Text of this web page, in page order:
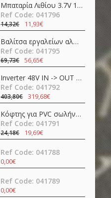
Μπαταρία Λιθίου 3.7V 18650 3400mAh Li-Ion με προστασία & Type-C RC34 Speras
Ref Code: 041796
14,32€ 11,93€
Βαλίτσα εργαλείων αλουμινίου 11pcs TS01-P07 QuickFix Toolkit Teslong
Ref Code: 041795
69,73€ 56,65€
Inverter 48V ΙΝ -> OUT 230VAC 400W καθαρού ημιτόνου NTS-750-248EU MEAN WELL
Ref Code: 041792
403,80€ 319,68€
Κόφτης για PVC σωλήνες SR-366 Pro'sKit
Ref Code: 041791
24,18€ 19,69€
Ref Code: 041788
0,00€
Ref Code: 041789
0,00€